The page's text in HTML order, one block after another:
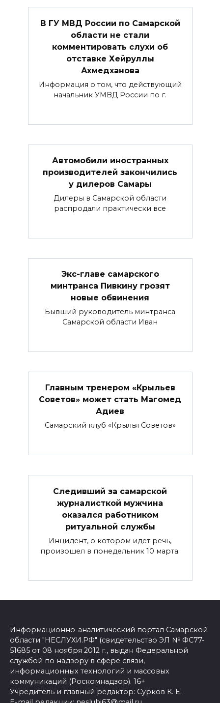
В ГУ МВД России по Самарской
области не стали
комментировать слухи об
отставке Хейруллы
Ахмедханова
Информация о том, что действующий
начальник УМВД России по г.
Автомобили иностранных
производителей закончились
у дилеров Самары
Дилеры в Самарской области
распродали практически все
Экс-главе самарского
минтранса Пивкину грозят
новые обвинения
Бывший руководитель минтранса
Самарской области Иван
Главным тренером «Крыльев
Советов» может стать Магомед
Адиев
Самарский клуб «Крылья Советов»
Следивший за самарской
журналисткой мужчина
оказался работником
ритуальной службы
Инцидент, о котором идет речь,
произошел в понедельник 10 марта.
Информационно-аналитический портал Самарской
области "НЕСЛУХИ.РФ" (свидетельство ЭЛ № ФС77-
51685 от 08 ноября 2012 г., выдан Федеральной
службой по надзору в сфере связи,
информационных технологий и массовых
коммуникаций (Роскомнадзор). 16+
Учредитель и главный редактор: Сурков К. Е.